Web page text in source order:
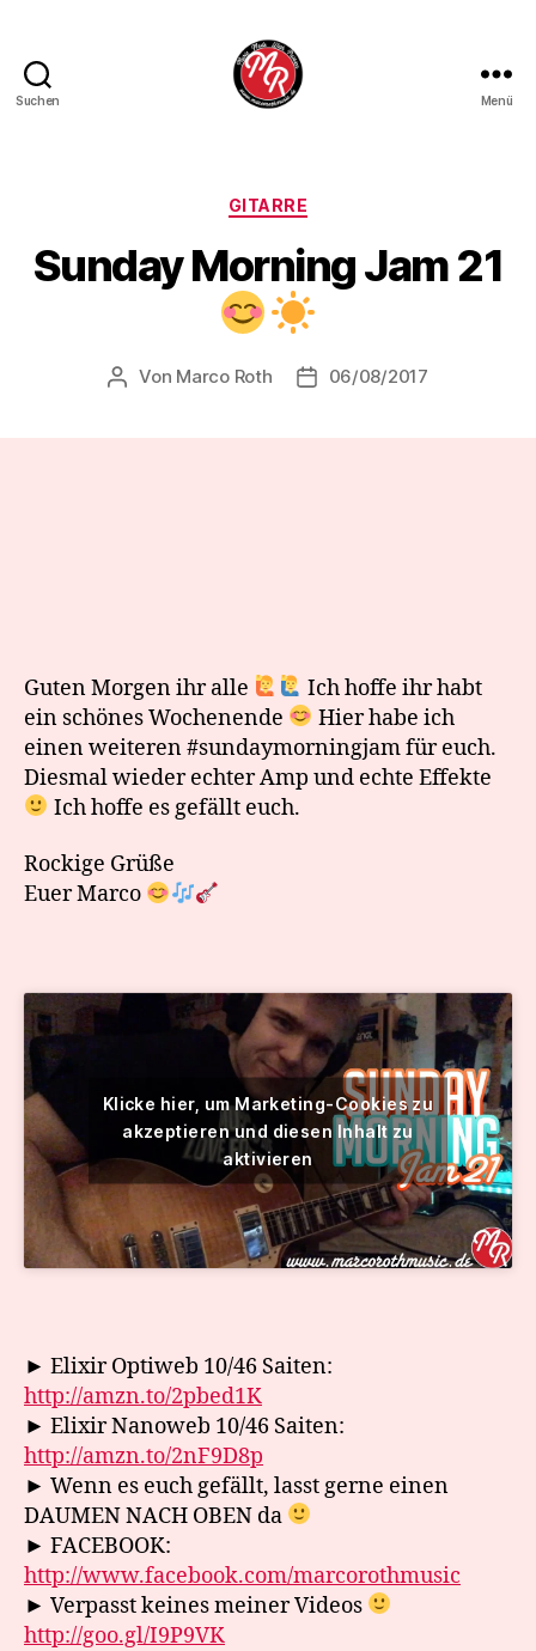
Suchen Menü
Kategorien
GITARRE
Sunday Morning Jam 21
Beitragsautor
Von Marco Roth Veröffentlichungsdatum
06/08/2017
Guten Morgen ihr alle
Ich hoffe ihr habt
ein schönes Wochenende
Hier habe ich
einen weiteren #sundaymorningjam für euch.
Diesmal wieder echter Amp und echte Effekte
Ich hoffe es gefällt euch.
Rockige Grüße
Euer Marco
Klicke hier, um Marketing-Cookies zu
akzeptieren und diesen Inhalt zu
aktivieren
► Elixir Optiweb 10/46 Saiten:
http://amzn.to/2pbed1K
► Elixir Nanoweb 10/46 Saiten:
http://amzn.to/2nF9D8p
► Wenn es euch gefällt, lasst gerne einen
DAUMEN NACH OBEN da
► FACEBOOK:
http://www.facebook.com/marcorothmusic
► Verpasst keines meiner Videos
http://goo.gl/I9P9VK